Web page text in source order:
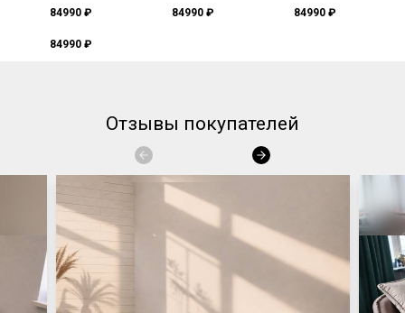
84990 ₽ 84990 ₽ 84990 ₽
84990 ₽
Отзывы покупателей